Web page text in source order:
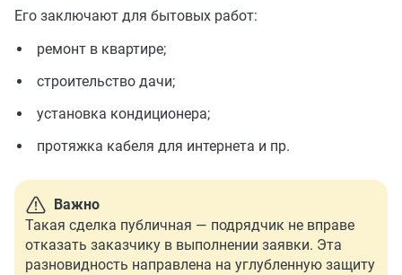
Его заключают для бытовых работ:
ремонт в квартире;
строительство дачи;
установка кондиционера;
протяжка кабеля для интернета и пр.
Важно
Такая сделка публичная — подрядчик не вправе
отказать заказчику в выполнении заявки. Эта
разновидность направлена на углубленную защиту